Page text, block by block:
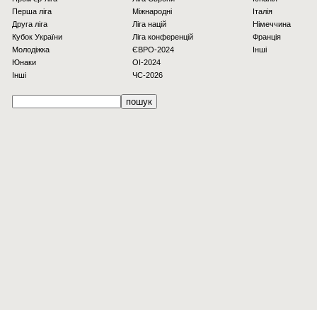
Перша ліга
Друга ліга
Кубок України
Молодіжка
Юнаки
Інші
Міжнародні
Ліга націй
Ліга конференцій
ЄВРО-2024
OI-2024
ЧС-2026
Італія
Німеччина
Франція
Інші